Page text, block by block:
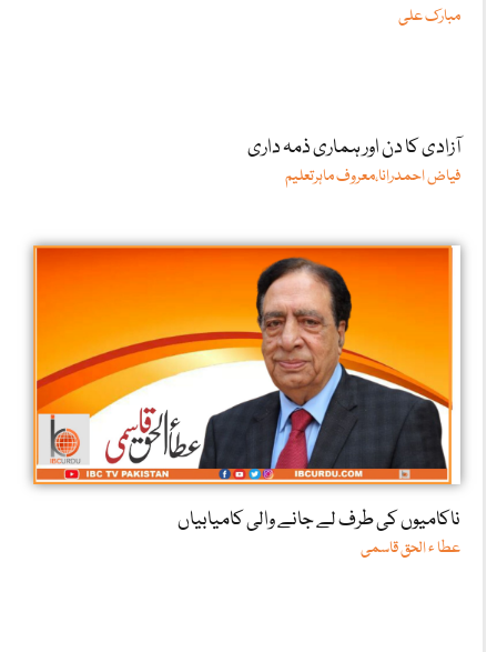
مبارک علی
آزادی کا دن اور ہماری ذمہ داری
فیاض احمدرانا،معروف ماہرتعلیم
ناکامیوں کی طرف لے جانے والی کامیابیاں
عطا ء الحق قاسمی